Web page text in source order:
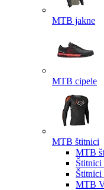
MTB jakne
MTB cipele
MTB štitnici
MTB
Štitnici
Štitnici
MTB